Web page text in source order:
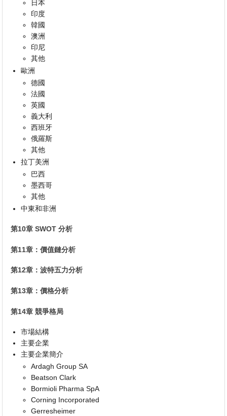
日本
印度
韓國
澳洲
印尼
其他
歐洲
德國
法國
英國
義大利
西班牙
俄羅斯
其他
拉丁美洲
巴西
墨西哥
其他
中東和非洲
第10章 SWOT 分析
第11章：價值鏈分析
第12章：波特五力分析
第13章：價格分析
第14章 競爭格局
市場結構
主要企業
主要企業簡介
Ardagh Group SA
Beatson Clark
Bormioli Pharma SpA
Corning Incorporated
Gerresheimer